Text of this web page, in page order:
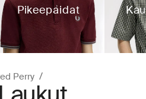
Pikeepaidat
Perry